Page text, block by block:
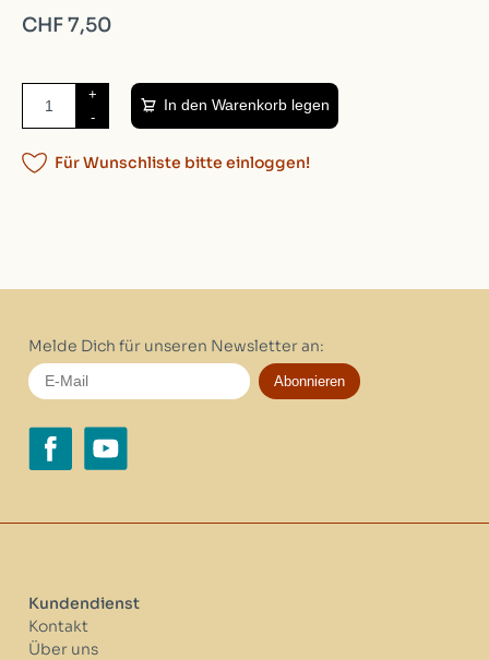
CHF 7,50
+
-
In den Warenkorb legen
Für Wunschliste bitte einloggen!
Melde Dich für unseren Newsletter an:
Abonnieren
Kundendienst
Kontakt
Über uns